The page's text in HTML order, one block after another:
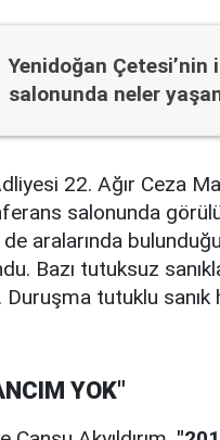
Yenidoğan
salonunda neler
22. Ağır Ceza
salonunda
de aralarında
Bazı tutuksuz
tutuklu sanık
YOK"